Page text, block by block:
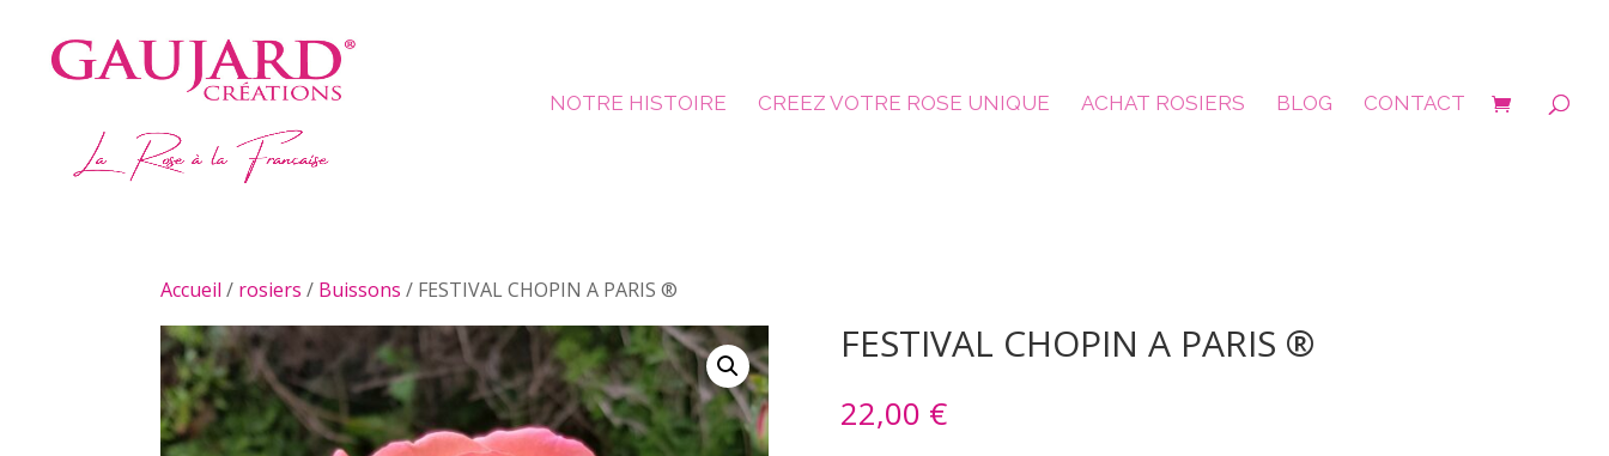
NOTRE HISTOIRE CREEZ VOTRE ROSE UNIQUE ACHAT ROSIERS BLOG CONTACT
Accueil / rosiers / Buissons / FESTIVAL CHOPIN A PARIS ®
FESTIVAL CHOPIN A PARIS ®
22,00 €